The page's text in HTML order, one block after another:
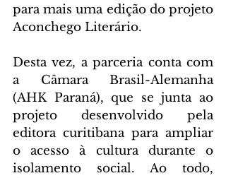
para mais uma edição do projeto
Aconchego Literário.
Desta vez, a parceria conta com
a Câmara Brasil-Alemanha
(AHK Paraná), que se junta ao
projeto desenvolvido pela
editora curitibana para ampliar
o acesso à cultura durante o
isolamento social. Ao todo,